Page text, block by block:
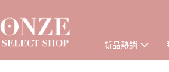
新品熱銷